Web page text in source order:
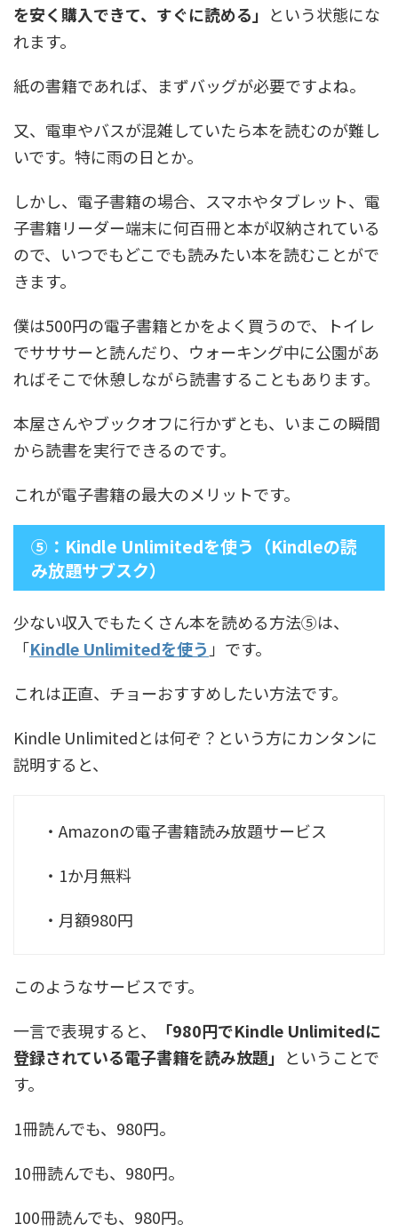
を安く購入できて、すぐに読める」 という状態にな
れます。
紙の書籍であれば、まずバッグが必要ですよね。
又、電車やバスが混雑していたら本を読むのが難し
いです。特に雨の日とか。
しかし、電子書籍の場合、スマホやタブレット、電
子書籍リーダー端末に何百冊と本が収納されている
ので、いつでもどこでも読みたい本を読むことがで
きます。
僕は500円の電子書籍とかをよく買うので、トイレ
でサササーと読んだり、ウォーキング中に公園があ
ればそこで休憩しながら読書することもあります。
本屋さんやブックオフに行かずとも、いまこの瞬間
から読書を実行できるのです。
これが電子書籍の最大のメリットです。
⑤：Kindle Unlimitedを使う（Kindleの読
み放題サブスク）
少ない収入でもたくさん本を読める方法⑤は、
「Kindle Unlimitedを使う 」です。
これは正直、チョーおすすめしたい方法です。
Kindle Unlimitedとは何ぞ？という方にカンタンに
説明すると、
・Amazonの電子書籍読み放題サービス
・1か月無料
・月額980円
このようなサービスです。
一言で表現すると、
「980円でKindle Unlimitedに
登録されている電子書籍を読み放題」 ということで
す。
1冊読んでも、980円。
10冊読んでも、980円。
100冊読んでも、980円。